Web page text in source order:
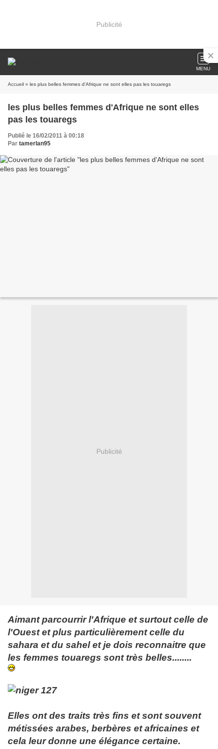
Publicité
MENU
Accueil » les plus belles femmes d'Afrique ne sont elles pas les touaregs
les plus belles femmes d'Afrique ne sont elles
pas les touaregs
Publié le 16/02/2011 à 00:18
Par tamerlan95
Publicité
Aimant parcourrir l'Afrique et surtout celle de
l'Ouest et plus particulièrement celle du
sahara et du sahel et je dois reconnaitre que
les femmes touaregs sont très belles........
Elles ont des traits très fins et sont souvent
métissées arabes, berbères et africaines et
cela leur donne une élégance certaine.